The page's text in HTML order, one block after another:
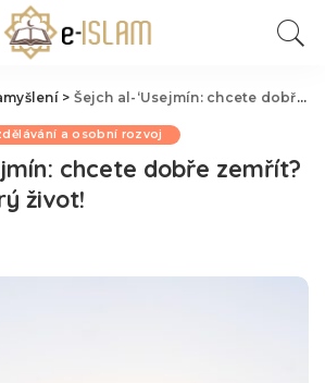
> Šejch al-‘Usejmín: chcete dobře zemřít? Tak žijte dobrý život!
a osobní rozvoj
chcete dobře zemřít?
život!